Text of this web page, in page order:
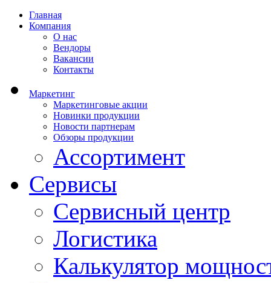
Главная
Компания
О нас
Вендоры
Вакансии
Контакты
Маркетинг
Маркетинговые акции
Новинки продукции
Новости партнерам
Обзоры продукции
Ассортимент
Сервисы
Сервисный центр
Логистика
Калькулятор